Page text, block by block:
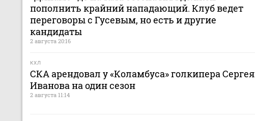
пополнить крайний нападающий. Клуб ведет
переговоры с Гусевым, но есть и другие
кандидаты
2 августа 20:16
КХЛ
СКА арендовал у «Коламбуса» голкипера Сергея
Иванова на один сезон
2 августа 11:14